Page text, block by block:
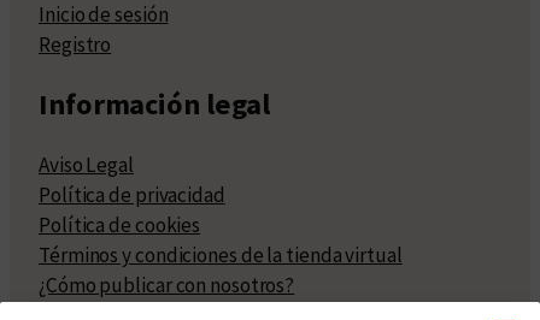
Inicio de sesión
Registro
Información legal
Aviso Legal
Política de privacidad
Política de cookies
Términos y condiciones de la tienda virtual
¿Cómo publicar con nosotros?